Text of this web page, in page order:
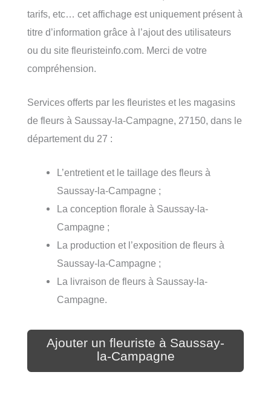
tarifs, etc… cet affichage est uniquement présent à
titre d’information grâce à l’ajout des utilisateurs
ou du site fleuristeinfo.com. Merci de votre
compréhension.
Services offerts par les fleuristes et les magasins
de fleurs à Saussay-la-Campagne, 27150, dans le
département du 27 :
L’entretient et le taillage des fleurs à
Saussay-la-Campagne ;
La conception florale à Saussay-la-
Campagne ;
La production et l’exposition de fleurs à
Saussay-la-Campagne ;
La livraison de fleurs à Saussay-la-
Campagne.
Ajouter un fleuriste à Saussay-
la-Campagne